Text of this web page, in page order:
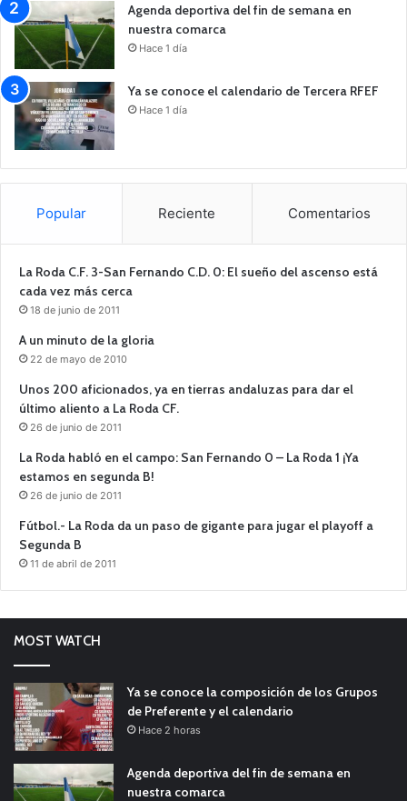
Agenda deportiva del fin de semana en
nuestra comarca
Hace 1 día
Ya se conoce el calendario de Tercera RFEF
Hace 1 día
Popular Reciente Comentarios
La Roda C.F. 3-San Fernando C.D. 0: El sueño del ascenso está
cada vez más cerca
18 de junio de 2011
A un minuto de la gloria
22 de mayo de 2010
Unos 200 aficionados, ya en tierras andaluzas para dar el
último aliento a La Roda CF.
26 de junio de 2011
La Roda habló en el campo: San Fernando 0 – La Roda 1 ¡Ya
estamos en segunda B!
26 de junio de 2011
Fútbol.- La Roda da un paso de gigante para jugar el playoff a
Segunda B
11 de abril de 2011
MOST WATCH
Ya se conoce la composición de los Grupos
de Preferente y el calendario
Hace 2 horas
Agenda deportiva del fin de semana en
nuestra comarca